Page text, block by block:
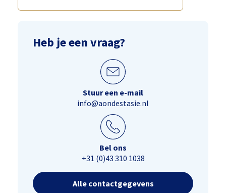
Heb je een vraag?
Stuur een e-mail
info@aondestasie.nl
Bel ons
+31 (0)43 310 1038
Alle contactgegevens